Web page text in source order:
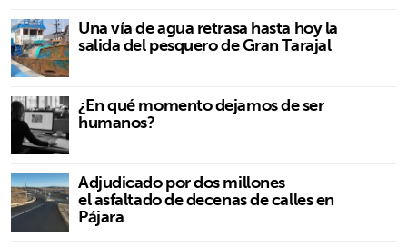
Una vía de agua retrasa hasta hoy la
salida del pesquero de Gran Tarajal
¿En qué momento dejamos de ser
humanos?
Adjudicado por dos millones
el asfaltado de decenas de calles en
Pájara